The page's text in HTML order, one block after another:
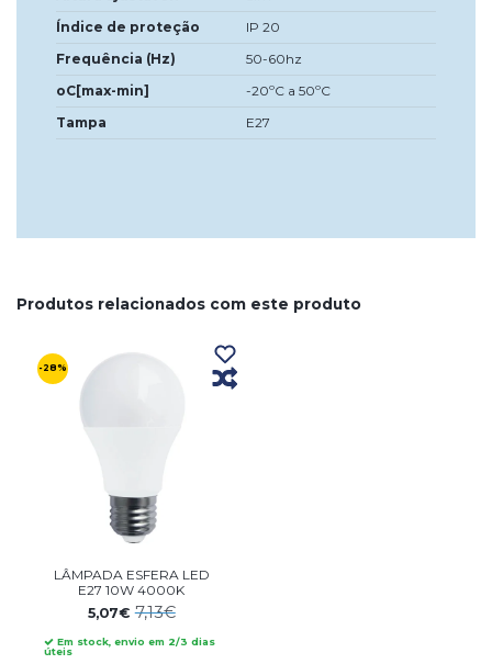
Índice de proteção
IP 20
Frequência (Hz)
50-60hz
oC[max-min]
-20ºC a 50ºC
Tampa
E27
Produtos relacionados com este produto
-28%
LÂMPADA ESFERA LED
E27 10W 4000K
5,07€7,13€
Em stock, envio em 2/3 dias
úteis